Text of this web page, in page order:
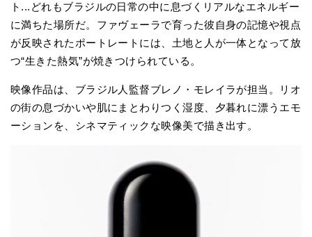
ト...どれもブラジルの日常の中に息づくリアルなエネルギー
に満ちた場所だ。ファヴェーラで育った彼自身の記憶や視点
が反映されたポートレートには、土地と人が一体となって放
つ“生きた熱気”が焼きつけられている。
映像作品は、ブラジル人監督ブレノ・モレイラが担当。リオ
の街の息づかいや肌にまとわりつく湿度、夕暮れに漂うエモ
ーションを、シネマティックな映像美で描き出す。